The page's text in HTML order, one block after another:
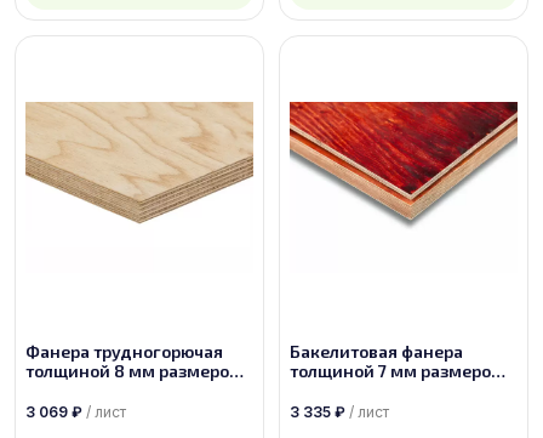
Фанера трудногорючая
толщиной 8 мм размером
3 069 ₽ / лист
Бакелитовая фанера
толщиной 7 мм размером
3 335 ₽ / лист